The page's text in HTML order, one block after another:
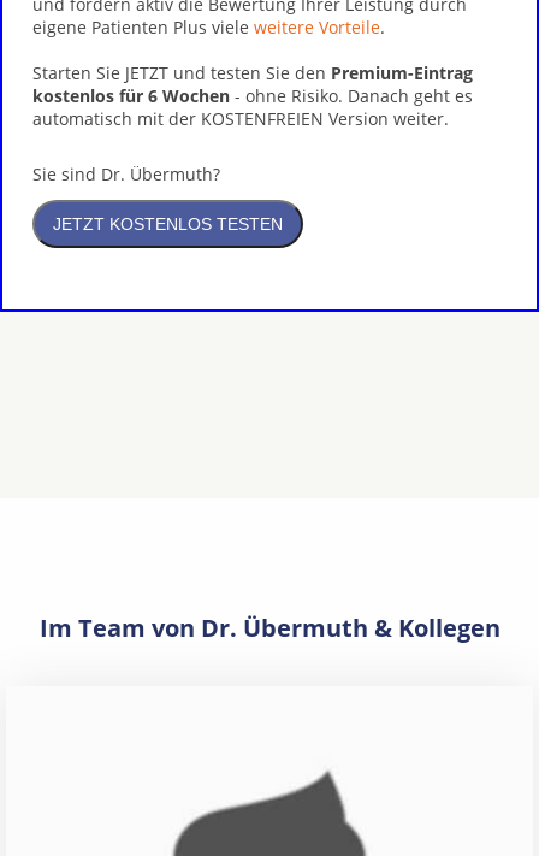
eigene Patienten Plus viele weitere Vorteile.
Starten Sie JETZT und testen Sie den Premium-Eintrag
kostenlos für 6 Wochen - ohne Risiko. Danach geht es
automatisch mit der KOSTENFREIEN Version weiter.
Sie sind Dr. Übermuth?
Im Team von Dr. Übermuth & Kollegen